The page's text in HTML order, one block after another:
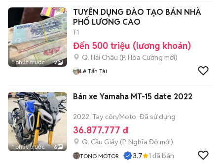
1 phút trước 2
TUYỂN DỤNG ĐÀO TẠO BÁN NHÀ
PHỐ LƯƠNG CAO
T1
Đến 500 triệu (lương khoán)
Q. Hải Châu (P. Hòa Cường mới)
Lê Tấn Tài
1 phút trước 6
Bán xe Yamaha MT-15 date 2022
2022 Tay côn/Moto Đã sử dụng
36.877.777 đ
Q. Cầu Giấy (P. Nghĩa Đô mới)
TONG MOTOR 3.7 1 đã bán